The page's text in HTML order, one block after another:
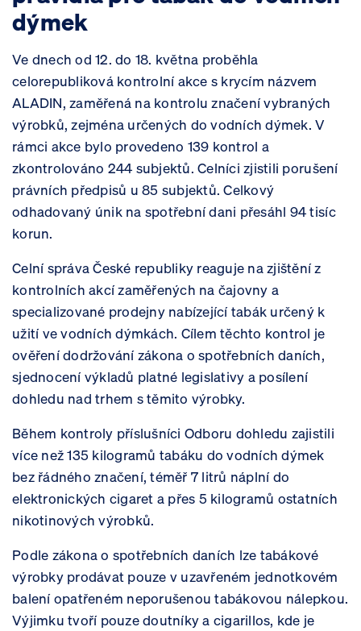
dýmek
Ve dnech od 12. do 18. května proběhla
celorepubliková kontrolní akce s krycím názvem
ALADIN, zaměřená na kontrolu značení vybraných
výrobků, zejména určených do vodních dýmek. V
rámci akce bylo provedeno 139 kontrol a
zkontrolováno 244 subjektů. Celníci zjistili porušení
právních předpisů u85 subjektů. Celkový
odhadovaný únik na spotřební dani přesáhl 94 tisíc
korun.
Celní správa České republiky reaguje na zjištění z
kontrolních akcí zaměřených na čajovny a
specializované prodejny nabízející tabák určený k
užití ve vodních dýmkách. Cílem těchto kontrol je
ověření dodržování zákona o spotřebních daních,
sjednocení výkladů platné legislativy a posílení
dohledu nad trhem s těmito výrobky.
Během kontroly příslušníci Odboru dohledu zajistili
více než 135 kilogramů tabáku do vodních dýmek
bez řádného značení, téměř 7 litrů náplní do
elektronických cigaret a přes 5 kilogramů ostatních
nikotinových výrobků.
Podle zákona o spotřebních daních lze tabákové
výrobky prodávat pouze v uzavřeném jednotkovém
balení opatřeném neporušenou tabákovou nálepkou.
Výjimku tvoří pouze doutníky a cigarillos, kde je